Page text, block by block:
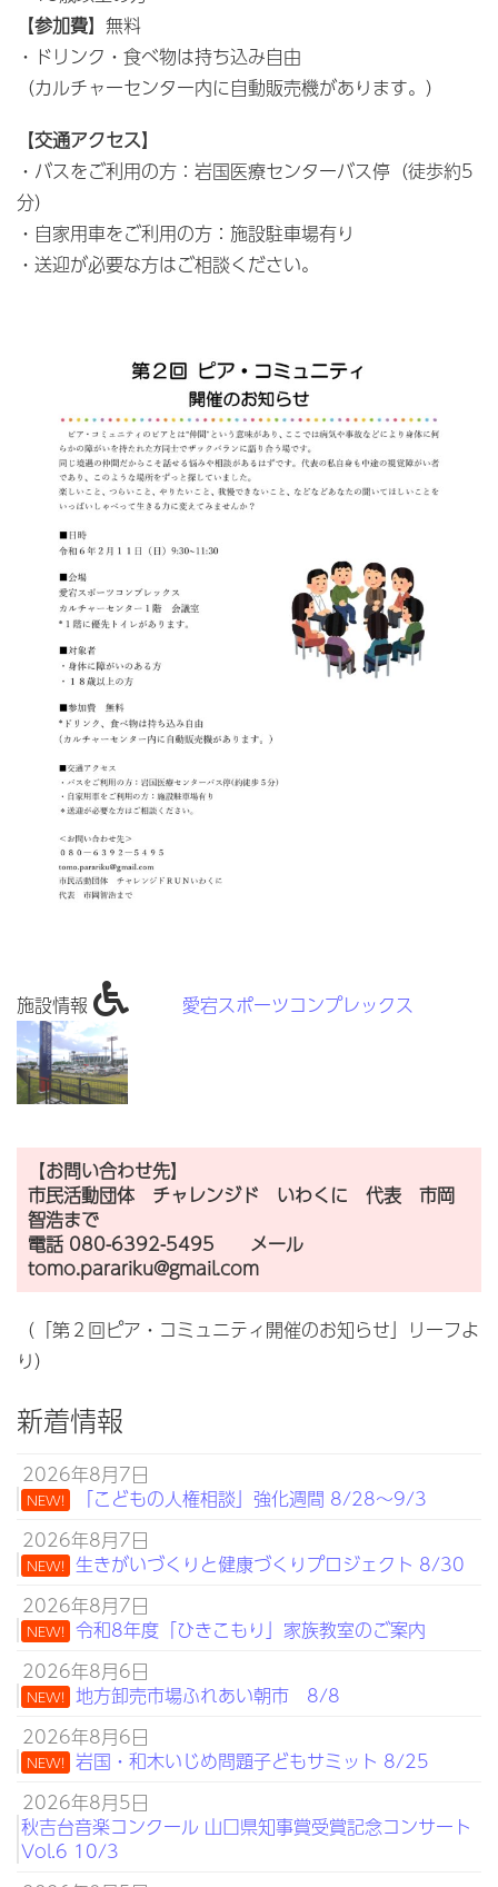
【参加費】無料
・ドリンク・食べ物は持ち込み自由
（カルチャーセンター内に自動販売機があります。）
【交通アクセス】
・バスをご利用の方：岩国医療センターバス停（徒歩約5
分）
・自家用車をご利用の方：施設駐車場有り
・送迎が必要な方はご相談ください。
施設情報 愛宕スポーツコンプレックス
【お問い合わせ先】
市民活動団体 チャレンジド いわくに 代表 市岡
智浩まで
電話 080-6392-5495 メール
tomo.parariku@gmail.com
（「第２回ピア・コミュニティ開催のお知らせ」リーフよ
り）
新着情報
2026年8月7日
NEW!
「こどもの人権相談」強化週間 8/28～9/3
2026年8月7日
NEW! 生きがいづくりと健康づくりプロジェクト 8/30
2026年8月7日
NEW! 令和8年度「ひきこもり」家族教室のご案内
2026年8月6日
NEW! 地方卸売市場ふれあい朝市 8/8
2026年8月6日
NEW! 岩国・和木いじめ問題子どもサミット 8/25
2026年8月5日
秋吉台音楽コンクール 山口県知事賞受賞記念コンサート
Vol.6 10/3